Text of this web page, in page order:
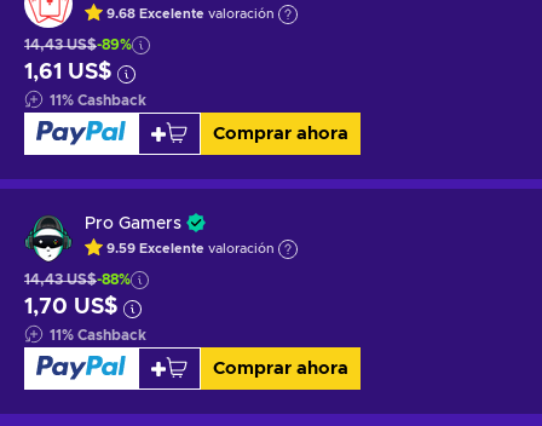
9.68 Excelente valoración
14,43 US$-89%
1,61 US$
11% Cashback
Comprar ahora
Pro Gamers
9.59 Excelente valoración
14,43 US$-88%
1,70 US$
11% Cashback
Comprar ahora